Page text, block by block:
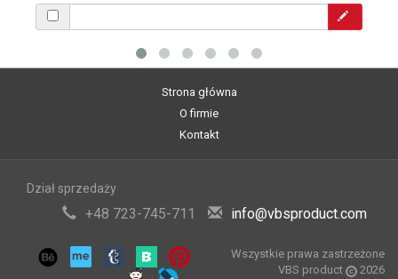
Strona główna
O firmie
Kontakt
Dział sprzedaży
+48 723-745-711 info@vbsproduct.com
Wszystkie prawa zastrzeżone
VBS product
2026